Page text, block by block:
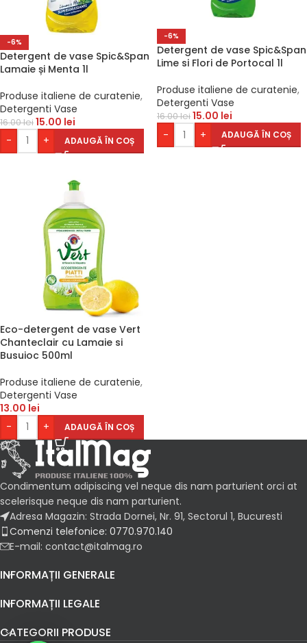
-6%
Detergent de vase Spic&Span
Lamaie și Menta 1l
Produse italiene de curatenie,
Detergenti Vase
16.00lei15.00 lei
-
+ ADAUGĂ ÎN COȘ
-6%
Detergent de vase Spic&Span
Lime si Flori de Portocal 1l
Produse italiene de curatenie,
Detergenti Vase
16.00lei15.00 lei
-
+ ADAUGĂ ÎN COȘ
Eco-detergent de vase Vert
Chanteclair cu Lamaie si
Busuioc 500ml
Produse italiene de curatenie,
Detergenti Vase
13.00 lei
-
+ ADAUGĂ ÎN COȘ
Condimentum adipiscing vel neque dis nam parturient orci at
scelerisque neque dis nam parturient.
Adresa Magazin: Strada Dornei, Nr. 91, Sectorul 1, Bucuresti
Comenzi telefonice: 0770.970.140
E-mail: contact@italmag.ro
INFORMAȚII GENERALE
INFORMAȚII LEGALE
CATEGORII PRODUSE